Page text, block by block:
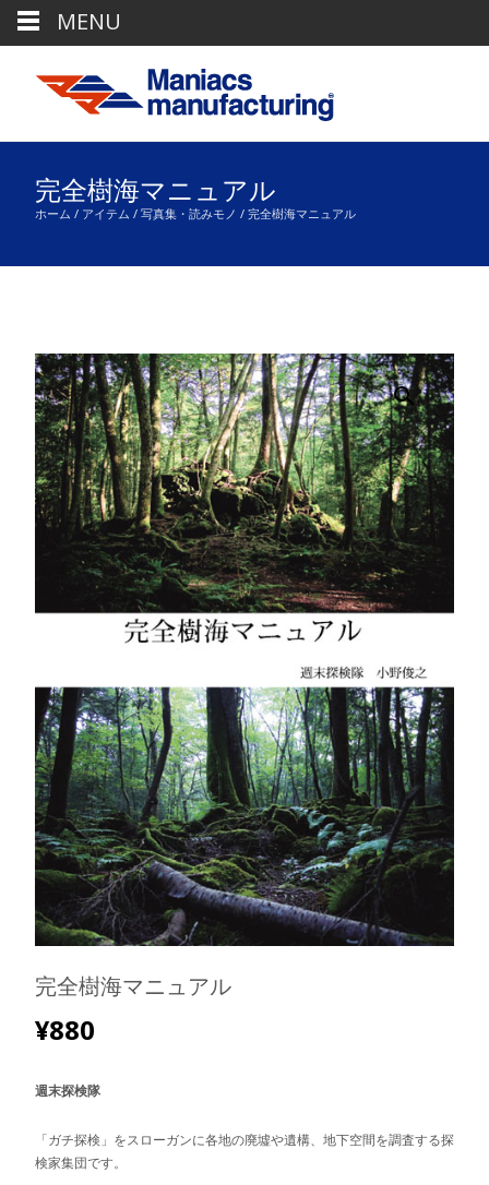
完全樹海マニュアル
ホーム / アイテム / 写真集・読みモノ / 完全樹海マニュアル
完全樹海マニュアル
¥880
週末探検隊
「ガチ探検」をスローガンに各地の廃墟や遺構、地下空間を調査する探
検家集団です。
MENU